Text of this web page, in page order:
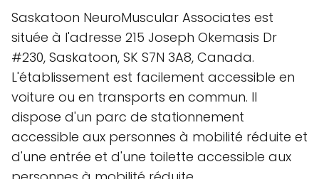
Saskatoon NeuroMuscular Associates est
située à l'adresse 215 Joseph Okemasis Dr
#230, Saskatoon, SK S7N 3A8, Canada.
L'établissement est facilement accessible en
voiture ou en transports en commun. Il
dispose d'un parc de stationnement
accessible aux personnes à mobilité réduite et
d'une entrée et d'une toilette accessible aux